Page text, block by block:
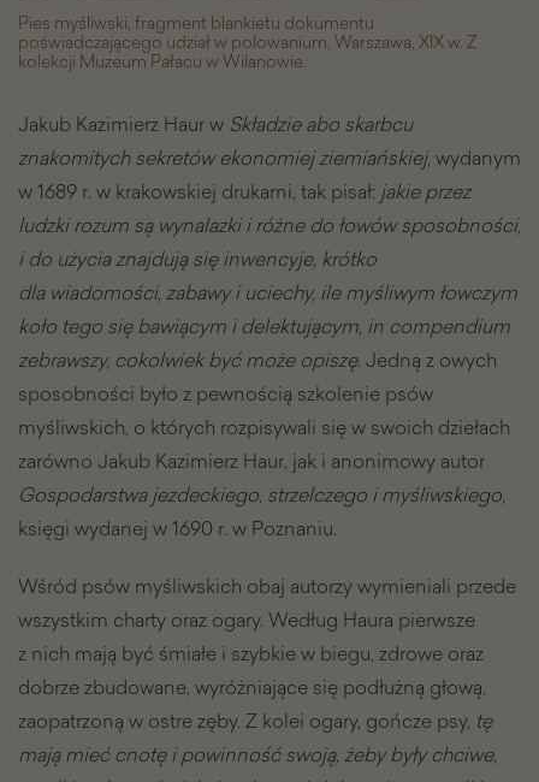
Pies myśliwski, fragment blankietu dokumentu
poświadczającego udział w polowanium, Warszawa, XIX w. Z
kolekcji Muzeum Pałacu w Wilanowie.
Jakub Kazimierz Haur w Składzie abo skarbcu
znakomitych sekretów ekonomiej ziemiańskiej, wydanym
w 1689 r. w krakowskiej drukarni, tak pisał: jakie przez
ludzki rozum są wynalazki i różne do łowów sposobności,
i do użycia znajdują się inwencyje, krótko
dla wiadomości, zabawy i uciechy, ile myśliwym łowczym
koło tego się bawiącym i delektującym, in compendium
zebrawszy, cokolwiek być może opiszę. Jedną z owych
sposobności było z pewnością szkolenie psów
myśliwskich, o których rozpisywali się w swoich dziełach
zarówno Jakub Kazimierz Haur, jak i anonimowy autor
Gospodarstwa jezdeckiego, strzelczego i myśliwskiego,
księgi wydanej w 1690 r. w Poznaniu.
Wśród psów myśliwskich obaj autorzy wymieniali przede
wszystkim charty oraz ogary. Według Haura pierwsze
z nich mają być śmiałe i szybkie w biegu, zdrowe oraz
dobrze zbudowane, wyróżniające się podłużną głową,
zaopatrzoną w ostre zęby. Z kolei ogary, gończe psy, tę
mają mieć cnotę i powinność swoją, żeby były chciwe,